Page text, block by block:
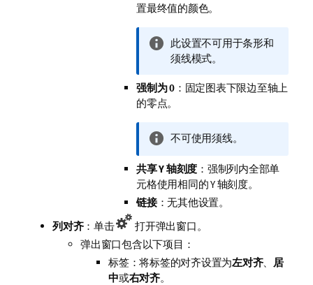
置最终值的颜色。
信
息
释
此设置不可用于条形和
须线模式。
强制为 0：固定图表下限边至轴上
的零点。
信
注
释
不可使用须线。
共享 Y 轴刻度 ：强制列内全部单
元格使用相同的 Y 轴刻度。
链接：无其他设置。
列对齐：单击
打开弹出窗口。
弹出窗口包含以下项目：
标签：将标签的对齐设置为左对齐、
居
中或右对齐。